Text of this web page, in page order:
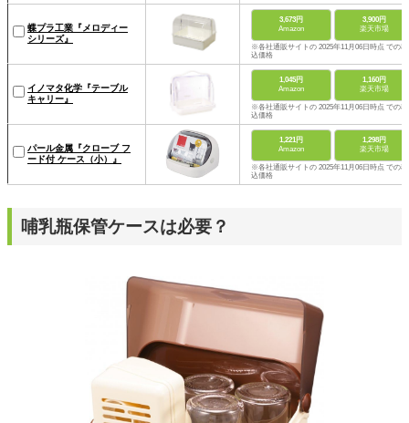
蝶プラ工業『メロディー
シリーズ』
3,673円
Amazon
3,900円
楽天市場
※各社通販サイトの 2025年11月06日時点 での税
込価格
イノマタ化学『テーブル
キャリー』
1,045円
Amazon
1,160円
楽天市場
※各社通販サイトの 2025年11月06日時点 での税
込価格
パール金属『クローブ フ
ード付 ケース（小）』
1,221円
Amazon
1,298円
楽天市場
※各社通販サイトの 2025年11月06日時点 での税
込価格
哺乳瓶保管ケースは必要？